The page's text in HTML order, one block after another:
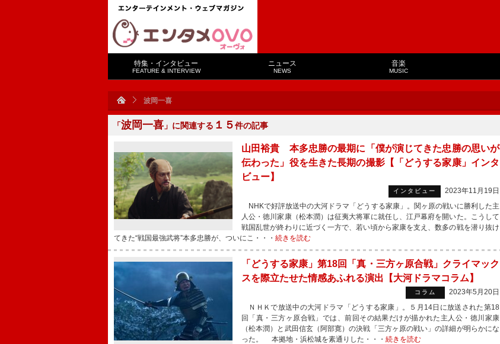
特集・インタビュー
FEATURE & INTERVIEW
ニュース
NEWS
音楽
MUSIC
波岡一喜
「波岡一喜 」に関連する １５件の記事
山田裕貴 本多忠勝の最期に「僕が演じてきた忠勝の思いが
伝わった」役を生きた長期の撮影【「どうする家康」インタ
ビュー】
インタビュー
2023年11月19日
NHKで好評放送中の大河ドラマ「どうする家康」。関ヶ原の戦いに勝利した主
人公・徳川家康（松本潤）は征夷大将軍に就任し、江戸幕府を開いた。こうして
戦国乱世が終わりに近づく一方で、若い頃から家康を支え、数多の戦を潜り抜け
てきた“戦国最強武将”本多忠勝が、ついにこ・・・ 続きを読む
「どうする家康」第18回「真・三方ヶ原合戦」クライマック
スを際立たせた情感あふれる演出【大河ドラマコラム】
コラム
2023年5月20日
ＮＨＫで放送中の大河ドラマ「どうする家康」。５月14日に放送された第18
回「真・三方ヶ原合戦」では、前回その結果だけが描かれた主人公・徳川家康
（松本潤）と武田信玄（阿部寛）の決戦「三方ヶ原の戦い」の詳細が明らかにな
った。 本拠地・浜松城を素通りした・・・ 続きを読む